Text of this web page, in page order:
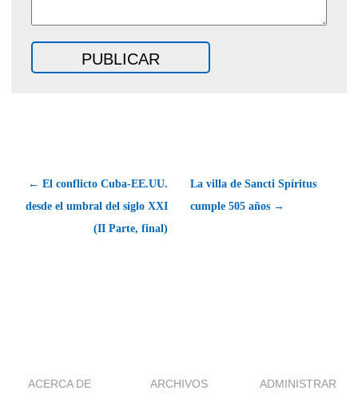
← El conflicto Cuba-EE.UU.
desde el umbral del siglo XXI
(II Parte, final)
La villa de Sancti Spíritus
cumple 505 años →
ACERCA DE ARCHIVOS ADMINISTRAR